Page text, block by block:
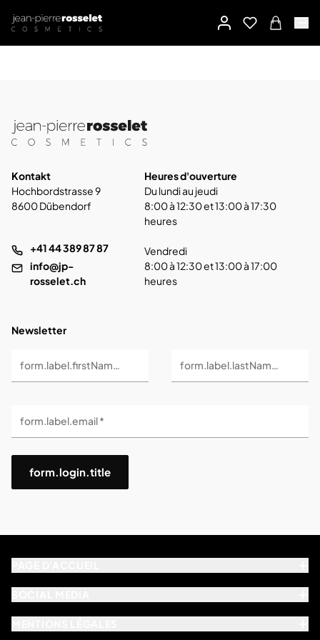
Kontakt
Hochbordstrasse 9
8600 Dübendorf
+41 44 389 87 87
info@jp-
rosselet.ch
Heures d'ouverture
Du lundi au jeudi
8:00 à 12:30 et 13:00 à 17:30
heures
Vendredi
8:00 à 12:30 et 13:00 à 17:00
heures
Newsletter
form.label.firstName * form.label.lastName *
form.label.email *
form.login.title